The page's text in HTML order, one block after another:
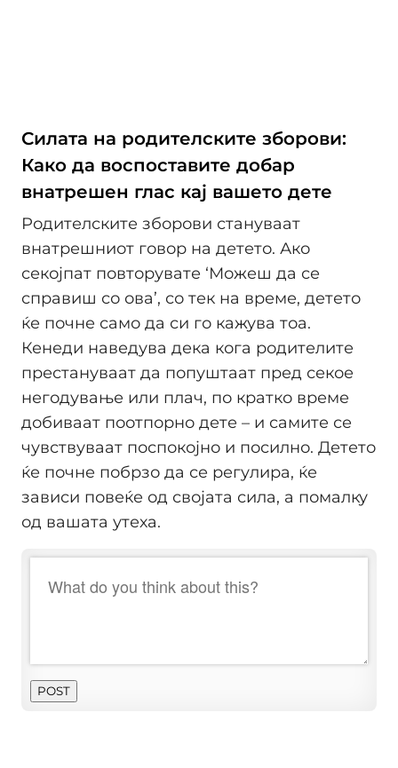
Силата на родителските зборови:
Како да воспоставите добар
внатрешен глас кај вашето дете
Родителските зборови стануваат
внатрешниот говор на детето. Ако
секојпат повторувате ‘Можеш да се
справиш со ова’, со тек на време, детето
ќе почне само да си го кажува тоа.
Кенеди наведува дека кога родителите
престануваат да попуштаат пред секое
негодување или плач, по кратко време
добиваат поотпорно дете – и самите се
чувствуваат поспокојно и посилно. Детето
ќе почне побрзо да се регулира, ќе
зависи повеќе од својата сила, а помалку
од вашата утеха.
POST